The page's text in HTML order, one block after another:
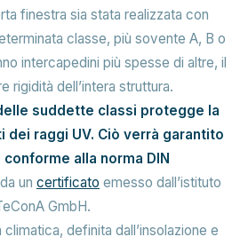
finestra sia stata realizzata con
classe, più sovente A, B o
intercapedini più spesse di altre, il
rigidità dell’intera struttura.
suddette classi protegge la
raggi UV. Ciò verrà garantito
alla norma DIN
un certificato emesso dall’istituto
GmbH.
definita dall’insolazione e